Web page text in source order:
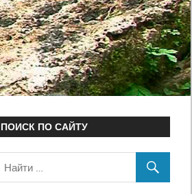
ПОИСК ПО САЙТУ